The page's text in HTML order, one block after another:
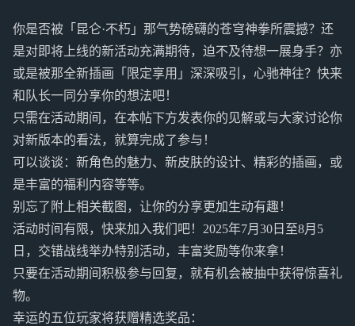
你是否被「昆仑·不朽」那气势磅礴的苍穹神拳所震撼？还
是对即将上线的新活动充满期待，迫不及待想一展身手？亦
或是被那全新插画「限定享用」深深吸引，心驰神往？快来
和队长一同分享你的想法吧！
只需在活动期间，在本帖下方发表你的见解或与大家讨论你
对新版本的看法，就算完成了参与！
可以谈谈：新角色的魅力、新皮肤的设计、精彩的插画，或
是丰富的福利内容等等。
别忘了附上相关截图，让你的分享更加生动有趣！
活动时间有限，快来加入我们吧！2025年7月30日至8月5
日，交错战线举办特别活动，丰富奖励等你来拿！
只要在活动期间积极参与回复，就有机会被抽中获得惊喜礼
物。
幸运的五位玩家将获赠精选奖品：